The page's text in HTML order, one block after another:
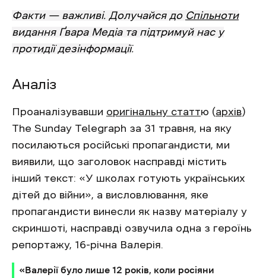
Факти — важливі. Долучайся до Спільноти
видання Ґвара Медіа та підтримуй нас у
протидії дезінформації.
Аналіз
Проаналізувавши оригінальну статтю (архів)
The Sunday Telegraph за 31 травня, на яку
посилаються російські пропагандисти, ми
виявили, що заголовок насправді містить
інший текст: «У школах готують українських
дітей до війни», а висловлювання, яке
пропагандисти винесли як назву матеріалу у
скриншоті, насправді озвучила одна з героїнь
репортажу, 16-річна Валерія.
«Валерії було лише 12 років, коли росіяни